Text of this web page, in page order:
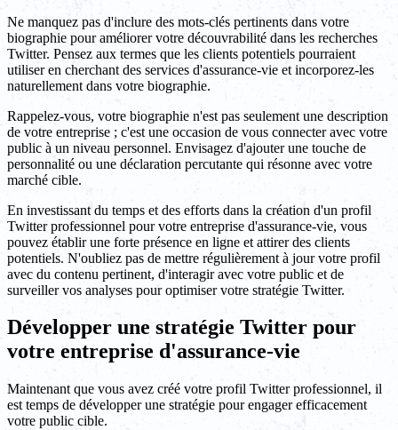
Ne manquez pas d'inclure des mots-clés pertinents dans votre
biographie pour améliorer votre découvrabilité dans les recherches
Twitter. Pensez aux termes que les clients potentiels pourraient
utiliser en cherchant des services d'assurance-vie et incorporez-les
naturellement dans votre biographie.
Rappelez-vous, votre biographie n'est pas seulement une description
de votre entreprise ; c'est une occasion de vous connecter avec votre
public à un niveau personnel. Envisagez d'ajouter une touche de
personnalité ou une déclaration percutante qui résonne avec votre
marché cible.
En investissant du temps et des efforts dans la création d'un profil
Twitter professionnel pour votre entreprise d'assurance-vie, vous
pouvez établir une forte présence en ligne et attirer des clients
potentiels. N'oubliez pas de mettre régulièrement à jour votre profil
avec du contenu pertinent, d'interagir avec votre public et de
surveiller vos analyses pour optimiser votre stratégie Twitter.
Développer une stratégie Twitter pour
votre entreprise d'assurance-vie
Maintenant que vous avez créé votre profil Twitter professionnel, il
est temps de développer une stratégie pour engager efficacement
votre public cible.